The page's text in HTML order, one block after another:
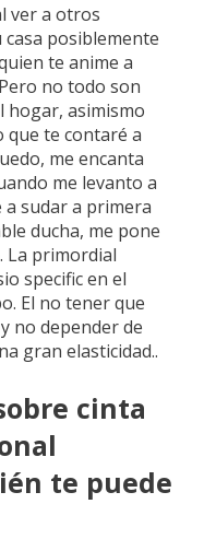
ver a otros
posiblemente
te anime a
no todo son
hogar, asimismo
que te contaré a
me encanta
me levanto a
a sudar a primera
ducha, me pone
​La primordial
specific en el
El no tener que
no depender de
gran elasticidad..
cinta
te puede